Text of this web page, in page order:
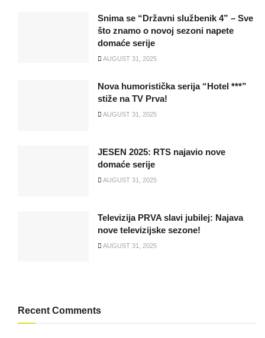
Snima se “Državni službenik 4” – Sve
što znamo o novoj sezoni napete
domaće serije
AUGUST 31, 2025
Nova humoristička serija “Hotel ***”
stiže na TV Prva!
AUGUST 31, 2025
JESEN 2025: RTS najavio nove
domaće serije
AUGUST 31, 2025
Televizija PRVA slavi jubilej: Najava
nove televizijske sezone!
AUGUST 31, 2025
Recent Comments